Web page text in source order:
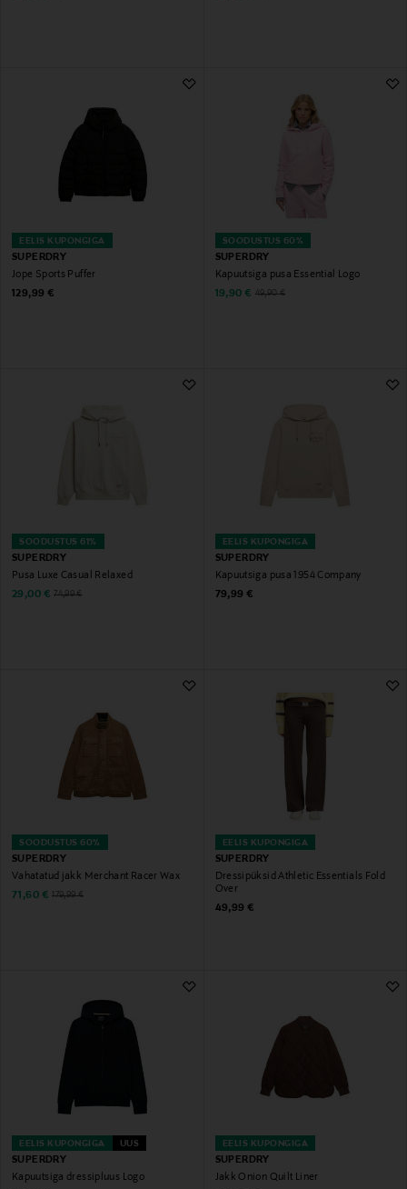
EELIS KUPONGIGA
SUPERDRY
Jope Sports Puffer
Original Price
129,99 €
SOODUSTUS 60%
SUPERDRY
Kapuutsiga pusa Essential Logo
Discounted Price
19,90 € Original Price
49,90 €
SOODUSTUS 61%
SUPERDRY
Pusa Luxe Casual Relaxed
Discounted Price
29,00 € Original Price
74,99 €
EELIS KUPONGIGA
SUPERDRY
Kapuutsiga pusa 1954 Company
Original Price
79,99 €
SOODUSTUS 60%
SUPERDRY
Vahatatud jakk Merchant Racer Wax
Discounted Price
71,60 € Original Price
179,99 €
EELIS KUPONGIGA
SUPERDRY
Dressipüksid Athletic Essentials Fold
Over
Original Price
49,99 €
EELIS KUPONGIGA UUS
SUPERDRY
Kapuutsiga dressipluus Logo
EELIS KUPONGIGA
SUPERDRY
Jakk Onion Quilt Liner